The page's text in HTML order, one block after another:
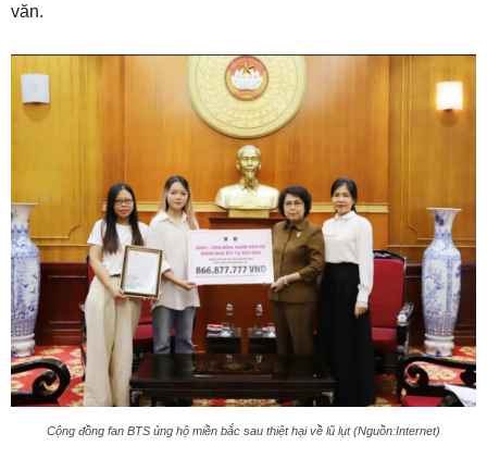
văn.
Cộng đồng fan BTS ủng hộ miền bắc sau thiệt hại về lũ lụt (Nguồn:Internet)